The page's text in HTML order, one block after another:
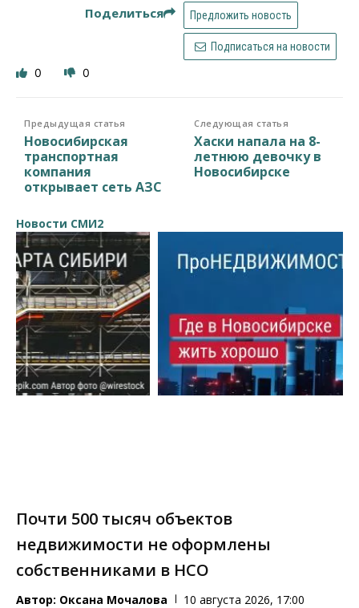
Поделиться Предложить новость
Подписаться на новости
0 0
Предыдущая статья
Новосибирская
транспортная
компания
открывает сеть АЗС
Следующая статья
Хаски напала на 8-
летнюю девочку в
Новосибирске
Новости СМИ2
Почти 500 тысяч объектов
недвижимости не оформлены
собственниками в НСО
Автор: Оксана Мочалова 10 августа 2026, 17:00